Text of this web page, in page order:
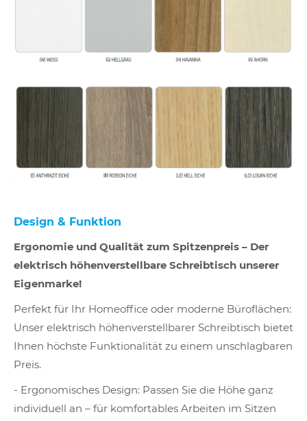
Design & Funktion
Ergonomie und Qualität zum Spitzenpreis – Der
elektrisch höhenverstellbare Schreibtisch unserer
Eigenmarke!
Perfekt für Ihr Homeoffice oder moderne Büroflächen:
Unser elektrisch höhenverstellbarer Schreibtisch bietet
Ihnen höchste Funktionalität zu einem unschlagbaren
Preis.
- Ergonomisches Design: Passen Sie die Höhe ganz
individuell an – für komfortables Arbeiten im Sitzen